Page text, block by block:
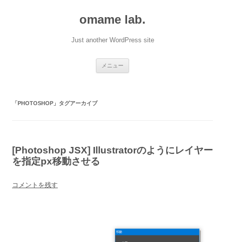
omame lab.
Just another WordPress site
メニュー
「PHOTOSHOP 」タグアーカイブ
[Photoshop JSX] Illustratorのようにレイヤー
を指定px移動させる
コメントを残す